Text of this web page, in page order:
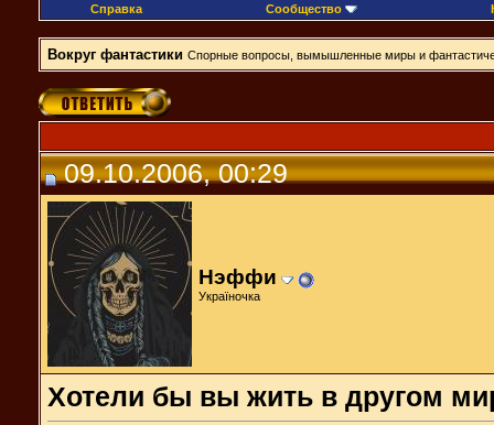
Справка Сообщество
Вокруг фантастики Спорные вопросы, вымышленные миры и
09.10.2006, 00:29
Нэффи
Україночка
Хотели бы вы жить в другом